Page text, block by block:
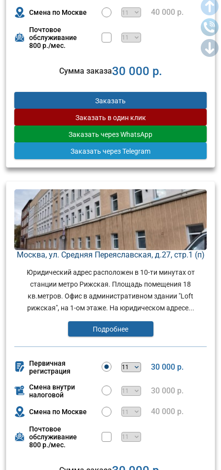
Смена по Москве 40 000 р.
Почтовое
обслуживание
800 р./мес.
Сумма заказа30 000 р.
Заказать
Заказать в один клик
Заказать через WhatsApp
Заказать через Telegram
Москва, ул. Средняя Переяславская, д.27, стр.1 (п)
Юридический адрес расположен в 10-ти минутах от
станции метро Рижская. Площадь помещения 18
кв.метров. Офис в административном здании "Loft
рижская", на 1-ом этаже. На юридическом адресе...
Подробнее
Первичная
регистрация
30 000 р.
Смена внутри
налоговой
30 000 р.
Смена по Москве 40 000 р.
Почтовое
обслуживание
800 р./мес.